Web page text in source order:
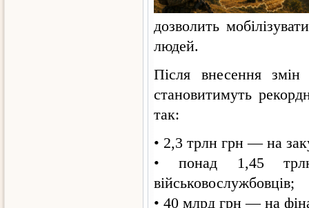
дозволить
людей.
Після внесення
становитимуть
так:
• 2,3 трлн грн — на
• понад 1,45
військовослужбовців;
• 40 млрд грн — на